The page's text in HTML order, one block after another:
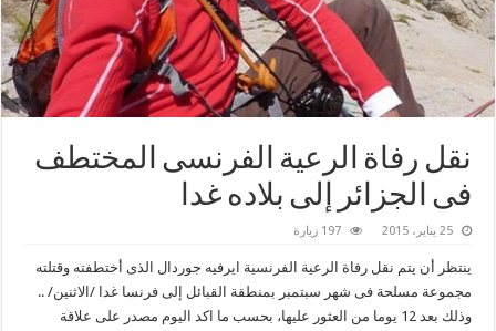
نقل رفاة الرعية الفرنسى المختطف
فى الجزائر إلى بلاده غدا
25 يناير، 2015 197 زيارة
ينتظر أن يتم نقل رفاة الرعية الفرنسية ايرفيه جوردال الذى أختطفته وقتلته
مجموعة مسلحة فى شهر سبتمبر بمنطقة القبائل إلى فرنسا غدا /الاثنين/ ..
وذلك بعد 12 يوما من العثور عليها، بحسب ما اكد اليوم مصدر على علاقة